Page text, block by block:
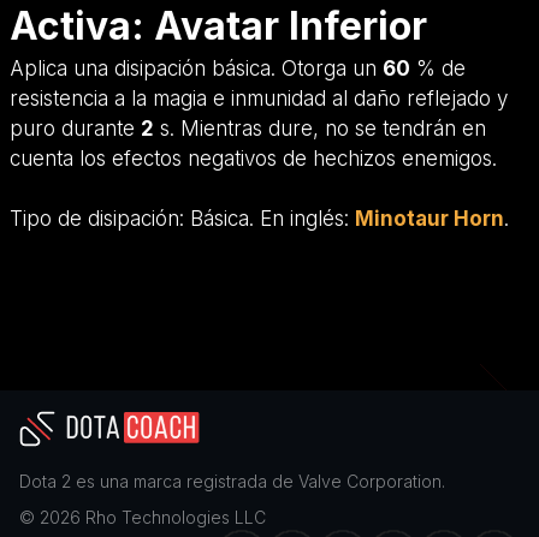
Activa: Avatar Inferior
Aplica una disipación básica. Otorga un 60 % de
resistencia a la magia e inmunidad al daño reflejado y
puro durante 2 s. Mientras dure, no se tendrán en
cuenta los efectos negativos de hechizos enemigos.
Tipo de disipación: Básica. En inglés: Minotaur Horn.
Dota 2 es una marca registrada de Valve Corporation.
© 2026 Rho Technologies LLC